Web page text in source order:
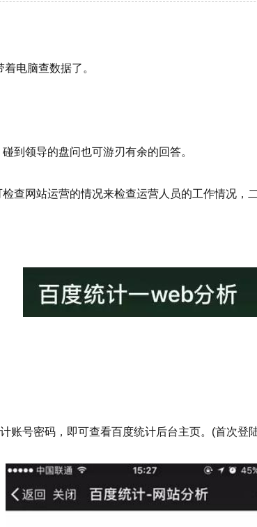
电脑查数据了。
领导的盘问也可游刃有余的回答。
网站运营的情况来检查运营人员的工作情况，
号密码，即可查看百度统计后台主页。(首次登